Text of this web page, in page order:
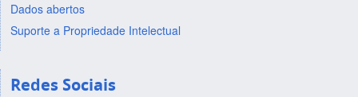
Dados abertos
Suporte a Propriedade Intelectual
Redes Sociais